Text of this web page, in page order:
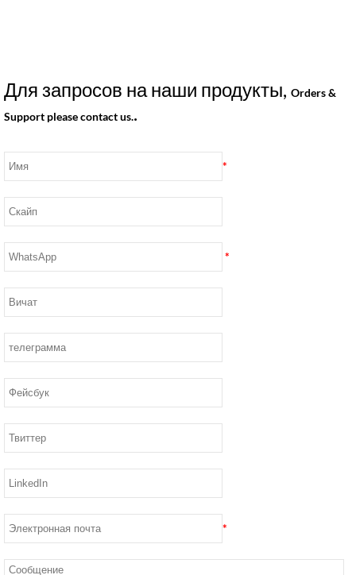
Для запросов на наши продукты, Orders &
Support please contact us..
*
*
*